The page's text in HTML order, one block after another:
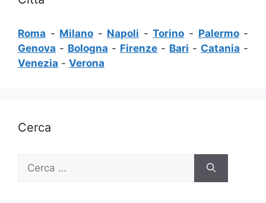
Roma - Milano - Napoli -Torino - Palermo-
Genova - Bologna - Firenze - Bari - Catania -
Venezia - Verona
Cerca
per: